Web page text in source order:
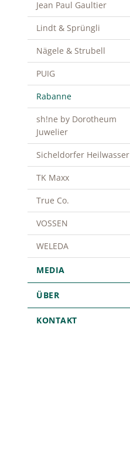
Jean Paul Gaultier
Lindt & Sprüngli
Nägele & Strubell
PUIG
Rabanne
sh!ne by Dorotheum
Juwelier
Sicheldorfer Heilwasser
TK Maxx
True Co.
VOSSEN
WELEDA
MEDIA
ÜBER
KONTAKT